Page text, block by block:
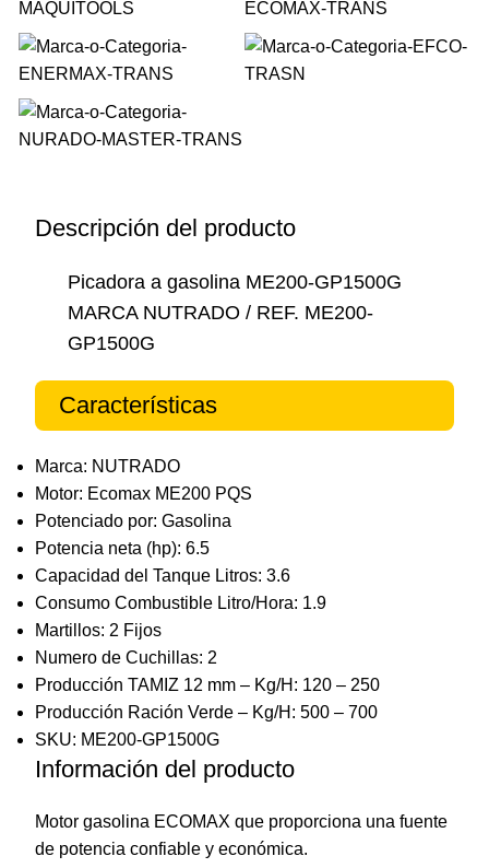
Descripción del producto
Picadora a gasolina ME200-GP1500G
MARCA NUTRADO / REF. ME200-
GP1500G
Características
Marca: NUTRADO
Motor: Ecomax ME200 PQS
Potenciado por: Gasolina
Potencia neta (hp): 6.5
Capacidad del Tanque Litros: 3.6
Consumo Combustible Litro/Hora: 1.9
Martillos: 2 Fijos
Numero de Cuchillas: 2
Producción TAMIZ 12 mm – Kg/H: 120 – 250
Producción Ración Verde – Kg/H: 500 – 700
SKU: ME200-GP1500G
Información del producto
Motor gasolina ECOMAX que proporciona una fuente
de potencia confiable y económica.